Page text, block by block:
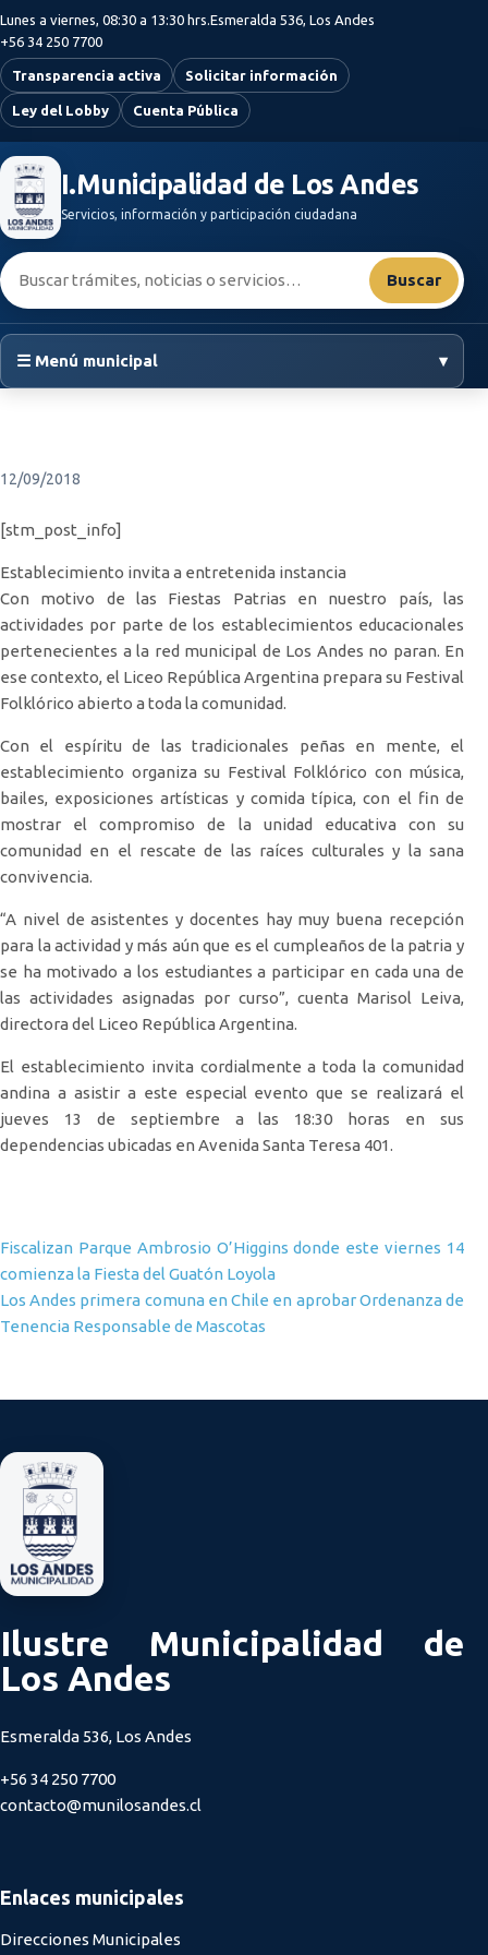
Saltar al contenido principal
Lunes a viernes, 08:30 a 13:30 hrs.Esmeralda 536, Los Andes
+56 34 250 7700
Transparencia activa Solicitar información
Ley del Lobby Cuenta Pública
I.Municipalidad de Los Andes
Servicios, información y participación ciudadana
Buscar:
Buscar
☰ Menú municipal ▾
12/09/2018
[stm_post_info]
Establecimiento invita a entretenida instancia
Con motivo de las Fiestas Patrias en nuestro país, las
actividades por parte de los establecimientos educacionales
pertenecientes a la red municipal de Los Andes no paran. En
ese contexto, el Liceo República Argentina prepara su Festival
Folklórico abierto a toda la comunidad.
Con el espíritu de las tradicionales peñas en mente, el
establecimiento organiza su Festival Folklórico con música,
bailes, exposiciones artísticas y comida típica, con el fin de
mostrar el compromiso de la unidad educativa con su
comunidad en el rescate de las raíces culturales y la sana
convivencia.
“A nivel de asistentes y docentes hay muy buena recepción
para la actividad y más aún que es el cumpleaños de la patria y
se ha motivado a los estudiantes a participar en cada una de
las actividades asignadas por curso”, cuenta Marisol Leiva,
directora del Liceo República Argentina.
El establecimiento invita cordialmente a toda la comunidad
andina a asistir a este especial evento que se realizará el
jueves 13 de septiembre a las 18:30 horas en sus
dependencias ubicadas en Avenida Santa Teresa 401.
Navegación de entradas
Fiscalizan Parque Ambrosio O’Higgins donde este viernes 14
comienza la Fiesta del Guatón Loyola
Los Andes primera comuna en Chile en aprobar Ordenanza de
Tenencia Responsable de Mascotas
Ilustre Municipalidad de
Los Andes
Esmeralda 536, Los Andes
+56 34 250 7700
contacto@munilosandes.cl
Enlaces municipales
Direcciones Municipales